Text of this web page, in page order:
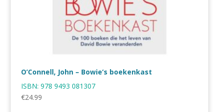
O’Connell, John – Bowie’s boekenkast
ISBN: 978 9493 081307
€24.99